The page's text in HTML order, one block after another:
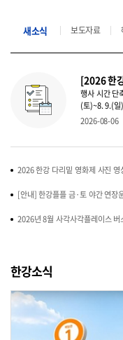
새소식
행사 시간
(토)~8. 9.(일) 18:00~21:40 행
9.(일) 다음
2026-08-06
[안내] 한강플플 금·토 야간 연장
2026년 8월 사각사각플레이스 버
보도자료
한강소식